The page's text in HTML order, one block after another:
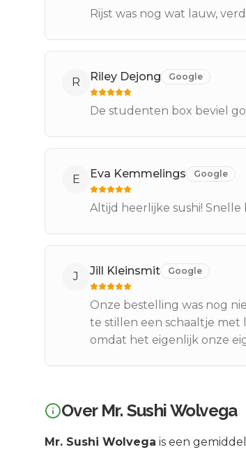
Rijst was nog wat lauw,
R Riley Dejong Google
De studenten box beviel
E Eva Kemmelings Google
Altijd heerlijke sushi!
J Jill Kleinsmit Google
Onze bestelling was nog
te stillen een schaaltje met
omdat het eigenlijk onze
Over Mr. Sushi Wolvega
Mr. Sushi Wolvega is een